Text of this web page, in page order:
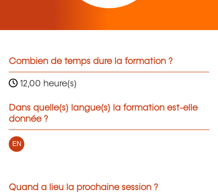
Combien de temps dure la formation ?
12,00 heure(s)
Dans quelle(s) langue(s) la formation est-elle
donnée ?
EN
Quand a lieu la prochaine session ?